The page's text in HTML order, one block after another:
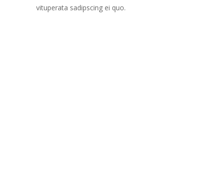
vituperata sadipscing ei quo.